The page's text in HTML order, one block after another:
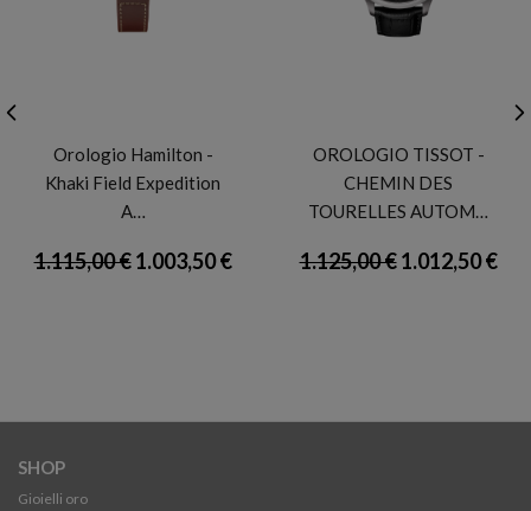
Orologio Hamilton -
Khaki Field Expedition
A…
1.115,00 €1.003,50 €
OROLOGIO TISSOT -
CHEMIN DES
TOURELLES AUTOM…
1.125,00 €1.012,50 €
SHOP
Gioielli oro